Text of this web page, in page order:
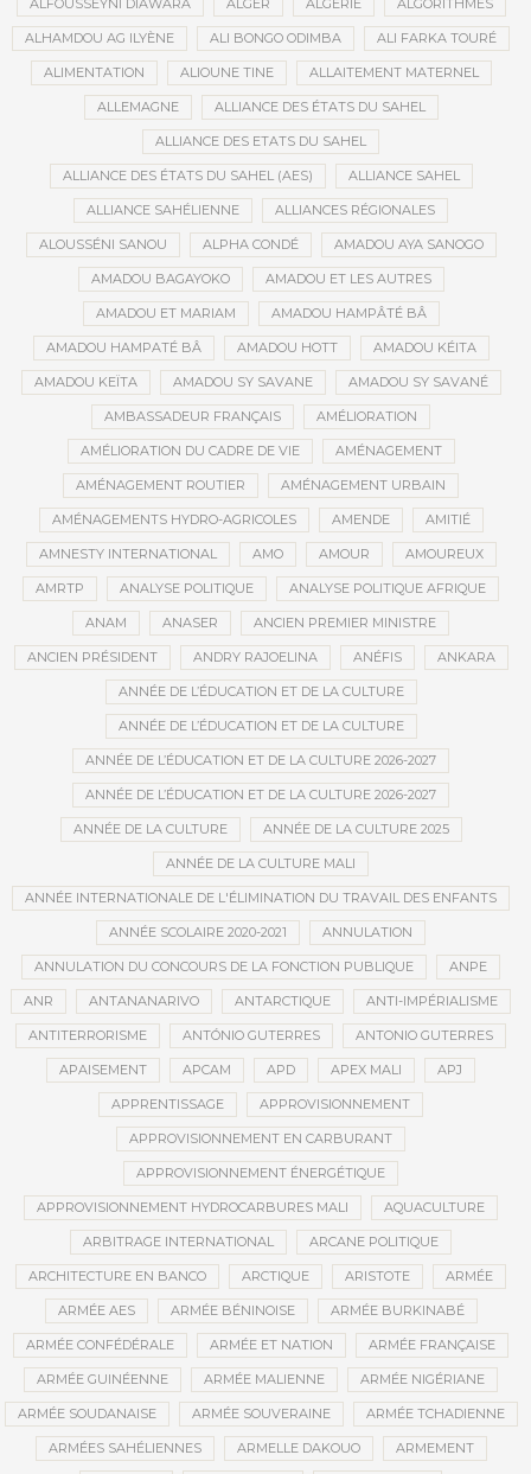
ALFOUSSEYNI DIAWARA ALGER ALGÉRIE ALGORITHMES
ALHAMDOU AG ILYÈNE ALI BONGO ODIMBA ALI FARKA TOURÉ
ALIMENTATION ALIOUNE TINE ALLAITEMENT MATERNEL
ALLEMAGNE ALLIANCE DES ÉTATS DU SAHEL
ALLIANCE DES ETATS DU SAHEL
ALLIANCE DES ÉTATS DU SAHEL (AES) ALLIANCE SAHEL
ALLIANCE SAHÉLIENNE ALLIANCES RÉGIONALES
ALOUSSÉNI SANOU ALPHA CONDÉ AMADOU AYA SANOGO
AMADOU BAGAYOKO AMADOU ET LES AUTRES
AMADOU ET MARIAM AMADOU HAMPÂTÉ BÂ
AMADOU HAMPATÉ BÂ AMADOU HOTT AMADOU KÉITA
AMADOU KEÏTA AMADOU SY SAVANE AMADOU SY SAVANÉ
AMBASSADEUR FRANÇAIS AMÉLIORATION
AMÉLIORATION DU CADRE DE VIE AMÉNAGEMENT
AMÉNAGEMENT ROUTIER AMÉNAGEMENT URBAIN
AMÉNAGEMENTS HYDRO-AGRICOLES AMENDE AMITIÉ
AMNESTY INTERNATIONAL AMO AMOUR AMOUREUX
AMRTP ANALYSE POLITIQUE ANALYSE POLITIQUE AFRIQUE
ANAM ANASER ANCIEN PREMIER MINISTRE
ANCIEN PRÉSIDENT ANDRY RAJOELINA ANÉFIS ANKARA
ANNÉE DE L’ÉDUCATION ET DE LA CULTURE
ANNÉE DE L’ÉDUCATION ET DE LA CULTURE
ANNÉE DE L’ÉDUCATION ET DE LA CULTURE 2026-2027
ANNÉE DE L’ÉDUCATION ET DE LA CULTURE 2026-2027
ANNÉE DE LA CULTURE ANNÉE DE LA CULTURE 2025
ANNÉE DE LA CULTURE MALI
ANNÉE INTERNATIONALE DE L'ÉLIMINATION DU TRAVAIL DES ENFANTS
ANNÉE SCOLAIRE 2020-2021 ANNULATION
ANNULATION DU CONCOURS DE LA FONCTION PUBLIQUE ANPE
ANR ANTANANARIVO ANTARCTIQUE ANTI-IMPÉRIALISME
ANTITERRORISME ANTÓNIO GUTERRES ANTONIO GUTERRES
APAISEMENT APCAM APD APEX MALI APJ
APPRENTISSAGE APPROVISIONNEMENT
APPROVISIONNEMENT EN CARBURANT
APPROVISIONNEMENT ÉNERGÉTIQUE
APPROVISIONNEMENT HYDROCARBURES MALI AQUACULTURE
ARBITRAGE INTERNATIONAL ARCANE POLITIQUE
ARCHITECTURE EN BANCO ARCTIQUE ARISTOTE ARMÉE
ARMÉE AES ARMÉE BÉNINOISE ARMÉE BURKINABÉ
ARMÉE CONFÉDÉRALE ARMÉE ET NATION ARMÉE FRANÇAISE
ARMÉE GUINÉENNE ARMÉE MALIENNE ARMÉE NIGÉRIANE
ARMÉE SOUDANAISE ARMÉE SOUVERAINE ARMÉE TCHADIENNE
ARMÉES SAHÉLIENNES ARMELLE DAKOUO ARMEMENT